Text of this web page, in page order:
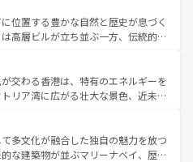
、韓国の多彩な魅力を心ゆくまで味
わってみてほしい。 なお、新着の韓国情報はコンテンツ一
が息づく。ハノイの古い町並みやホ
統治時代の建物も、独特の雰囲気を
、バラエティの豊かさとおいしさで
ミー、ベトナムコーヒーなどは、ぜ
どの地域を訪れてもあたたかい人々
るので、きっと忘れられない旅にな
位置する豊かな自然と歴史が息づく
高層ビルが立ち並ぶ一方、伝統的な
。北部ではチェンマイなどの山岳地
南部ではプーケットやクラビの美し
分を楽しむことができる。タイ料理
温暖で、どの季節にも異なる楽しみ
やすいタイの人々、仏教を中心とし
観光資源が、訪れる旅人を魅了し続
交わる香港は、特有のエネルギーを
リア湾に広がる壮大な景色、近未来
動するはず。観光スポットが密集し
ころを回れるのも魅力。息をのむよ
体験まで、香港を存分に楽しみ尽く
多文化が融合した独自の魅力を放つ
な建築物が並ぶマリーナベイ、歴史